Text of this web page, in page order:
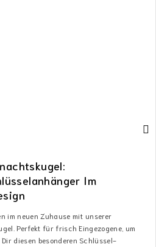
Im
im neuen Zuhause mit unserer
Perfekt für frisch Eingezogene, um
diesen besonderen Schlüssel-